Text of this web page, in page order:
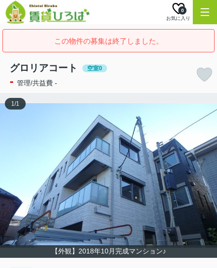
お気に入り
0
この物件の募集は終了しました。
グロリアコート 空室0
- 管理/共益費 -
【外観】2018年10月完成マンション♪
1/1